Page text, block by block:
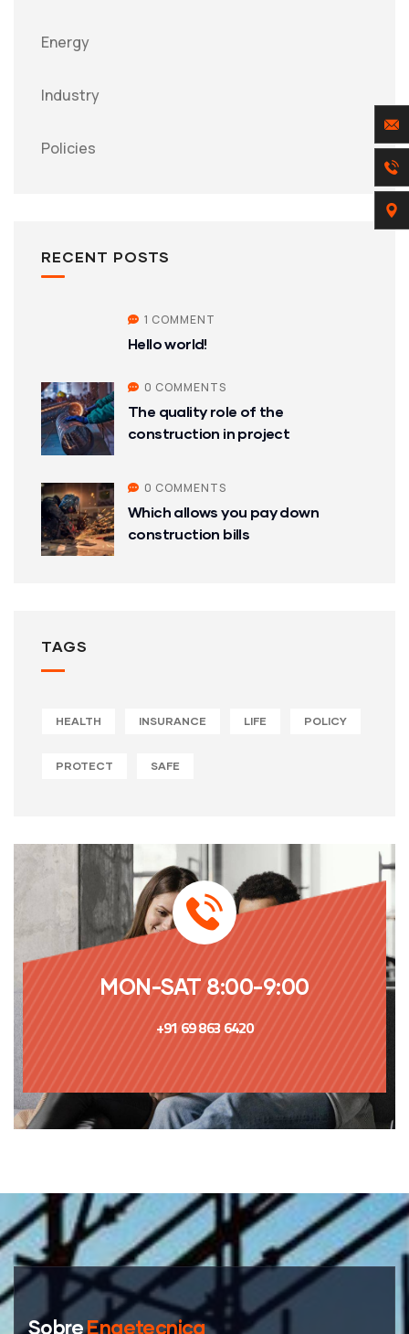
Energy
Industry
Policies
RECENT POSTS
1 COMMENT
Hello world!
0 COMMENTS
The quality role of the
construction in project
0 COMMENTS
Which allows you pay down
construction bills
TAGS
HEALTH INSURANCE LIFE POLICY
PROTECT SAFE
MON-SAT 8:00-9:00
+91 69 863 6420
SobreEngetecnica